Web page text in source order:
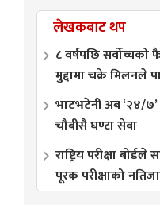
लेखकबाट थप
८ वर्षपछि
मुद्दामा चक्रे मिलनले
भाटभटेनी अब ‘२४/
चौबीसै घण्टा सेवा
राष्ट्रिय परीक्षा
पूरक परीक्षाको नतिजा